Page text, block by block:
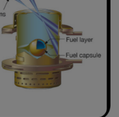
la conexión de internet, por
conecte su dispositivo y
recibirá el mismo
banda ancha(p. ej., Wi-Fi),
realizará en función de las
de los miembros del hogar
, el marketing será más
únicamente en la
móvil.